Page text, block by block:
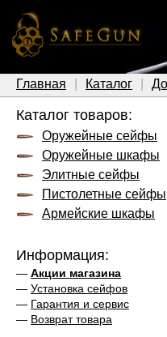
Главная Каталог
Каталог товаров:
Оружейные сейфы
Оружейные шкафы
Элитные сейфы
Пистолетные сейфы
Армейские шкафы
Информация:
— Акции магазина
— Установка сейфов
— Гарантия и сервис
— Возврат товара